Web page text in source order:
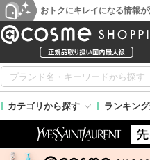
おトクにキレイになる情報が
カテゴリから探す ランキン